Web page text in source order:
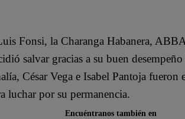
Fonsi, la Charanga Habanera,
salvar gracias a su buen
César Vega e Isabel Pantoja fueron
luchar por su permanencia.
Encuéntranos también en